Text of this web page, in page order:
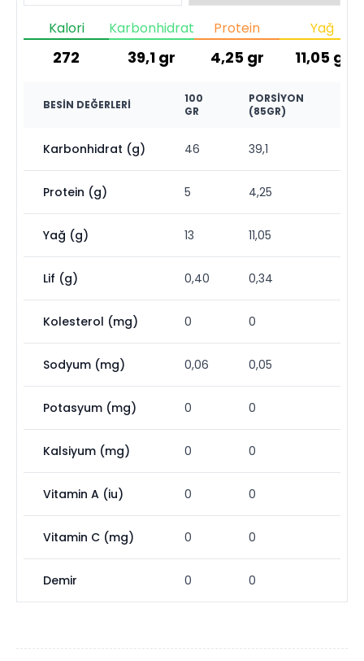
Kalori
272
Karbonhidrat
39,1 gr
Protein
4,25gr
Yağ
11,05gr
BESIN DEĞERLERI
100
GR
PORSIYON
(85GR)
Karbonhidrat (g) 46 39,1
Protein (g) 5 4,25
Yağ (g) 13 11,05
Lif (g) 0,40 0,34
Kolesterol (mg) 0 0
Sodyum (mg) 0,06 0,05
Potasyum (mg) 0 0
Kalsiyum (mg) 0 0
Vitamin A (iu) 0 0
Vitamin C (mg) 0 0
Demir 0 0